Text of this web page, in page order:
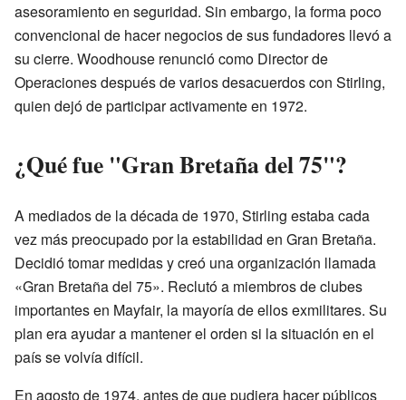
asesoramiento en seguridad. Sin embargo, la forma poco
convencional de hacer negocios de sus fundadores llevó a
su cierre. Woodhouse renunció como Director de
Operaciones después de varios desacuerdos con Stirling,
quien dejó de participar activamente en 1972.
¿Qué fue "Gran Bretaña del 75"?
A mediados de la década de 1970, Stirling estaba cada
vez más preocupado por la estabilidad en Gran Bretaña.
Decidió tomar medidas y creó una organización llamada
«Gran Bretaña del 75». Reclutó a miembros de clubes
importantes en Mayfair, la mayoría de ellos exmilitares. Su
plan era ayudar a mantener el orden si la situación en el
país se volvía difícil.
En agosto de 1974, antes de que pudiera hacer públicos